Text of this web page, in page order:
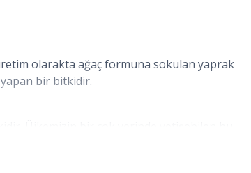
olarakta ağaç formuna sokulan yaprak
bir bitkidir.